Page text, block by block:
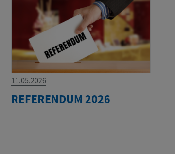
11.05.2026
REFERENDUM 2026